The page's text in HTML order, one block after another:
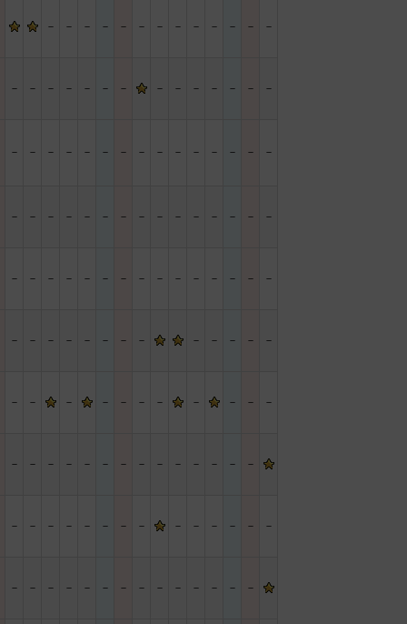
－ － － － － － － － － － － － －
－ － － － － － － － － － － － － －
－ － － － － － － － － － － － － － －
－ － － － － － － － － － － － － － －
－ － － － － － － － － － － － － － －
－ － － － － － － － － － － － －
－ － － － － － － － － － －
－ － － － － － － － － － － － － －
－ － － － － － － － － － － － － －
－ － － － － － － － － － － － － －